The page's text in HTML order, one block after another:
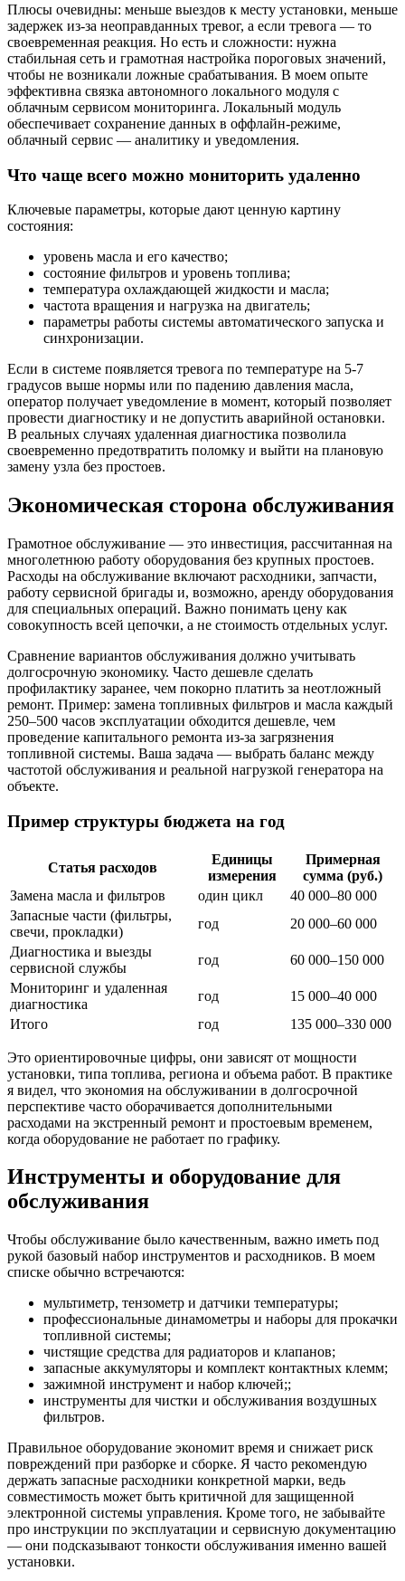
Плюсы очевидны: меньше выездов к месту установки, меньше
задержек из-за неоправданных тревог, а если тревога — то
своевременная реакция. Но есть и сложности: нужна
стабильная сеть и грамотная настройка пороговых значений,
чтобы не возникали ложные срабатывания. В моем опыте
эффективна связка автономного локального модуля с
облачным сервисом мониторинга. Локальный модуль
обеспечивает сохранение данных в оффлайн-режиме,
облачный сервис — аналитику и уведомления.
Что чаще всего можно мониторить удаленно
Ключевые параметры, которые дают ценную картину
состояния:
уровень масла и его качество;
состояние фильтров и уровень топлива;
температура охлаждающей жидкости и масла;
частота вращения и нагрузка на двигатель;
параметры работы системы автоматического запуска и
синхронизации.
Если в системе появляется тревога по температуре на 5-7
градусов выше нормы или по падению давления масла,
оператор получает уведомление в момент, который позволяет
провести диагностику и не допустить аварийной остановки.
В реальных случаях удаленная диагностика позволила
своевременно предотвратить поломку и выйти на плановую
замену узла без простоев.
Экономическая сторона обслуживания
Грамотное обслуживание — это инвестиция, рассчитанная на
многолетнюю работу оборудования без крупных простоев.
Расходы на обслуживание включают расходники, запчасти,
работу сервисной бригады и, возможно, аренду оборудования
для специальных операций. Важно понимать цену как
совокупность всей цепочки, а не стоимость отдельных услуг.
Сравнение вариантов обслуживания должно учитывать
долгосрочную экономику. Часто дешевле сделать
профилактику заранее, чем покорно платить за неотложный
ремонт. Пример: замена топливных фильтров и масла каждый
250–500 часов эксплуатации обходится дешевле, чем
проведение капитального ремонта из-за загрязнения
топливной системы. Ваша задача — выбрать баланс между
частотой обслуживания и реальной нагрузкой генератора на
объекте.
Пример структуры бюджета на год
Статья расходов
Единицы
измерения
Примерная
сумма (руб.)
Замена масла и фильтров
один цикл
40 000–80 000
Запасные части (фильтры,
свечи, прокладки)
год
20 000–60 000
Диагностика и выезды
сервисной службы
год
60 000–150 000
Мониторинг и удаленная
диагностика
год
15 000–40 000
Итого
год 135 000–330 000
Это ориентировочные цифры, они зависят от мощности
установки, типа топлива, региона и объема работ. В практике
я видел, что экономия на обслуживании в долгосрочной
перспективе часто оборачивается дополнительными
расходами на экстренный ремонт и простоевым временем,
когда оборудование не работает по графику.
Инструменты и оборудование для
обслуживания
Чтобы обслуживание было качественным, важно иметь под
рукой базовый набор инструментов и расходников. В моем
списке обычно встречаются:
мультиметр, тензометр и датчики температуры;
профессиональные динамометры и наборы для прокачки
топливной системы;
чистящие средства для радиаторов и клапанов;
запасные аккумуляторы и комплект контактных клемм;
зажимной инструмент и набор ключей;;
инструменты для чистки и обслуживания воздушных
фильтров.
Правильное оборудование экономит время и снижает риск
повреждений при разборке и сборке. Я часто рекомендую
держать запасные расходники конкретной марки, ведь
совместимость может быть критичной для защищенной
электронной системы управления. Кроме того, не забывайте
про инструкции по эксплуатации и сервисную документацию
— они подсказывают тонкости обслуживания именно вашей
установки.